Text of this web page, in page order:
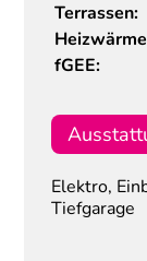
Terrassen:
fGEE:
Elektro,
Tiefgarage